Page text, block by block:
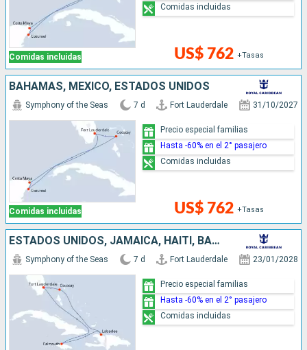
Comidas incluidas US$ 762 +Tasas
Comidas incluidas
BAHAMAS, MÉXICO, ESTADOS UNIDOS
Comidas incluidas
Symphony of the Seas 7 d Fort Lauderdale 31/10/2027
US$ 762 +Tasas
Precio especial familias
Hasta -60% en el 2° pasajero
Comidas incluidas
ESTADOS UNIDOS, JAMAICA, HAITI, BAHAMAS
Symphony of the Seas 7 d Fort Lauderdale 23/01/2028
Precio especial familias
Hasta -60% en el 2° pasajero
Comidas incluidas